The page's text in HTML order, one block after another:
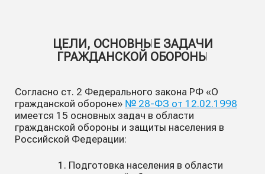
ЦЕЛИ, ОСНОВНЫЕ ЗАДАЧИ
ГРАЖДАНСКОЙ ОБОРОНЫ
Согласно ст. 2 Федерального закона РФ «О
гражданской обороне» № 28-ФЗ от 12.02.1998
имеется 15 основных задач в области
гражданской обороны и защиты населения в
Российской Федерации:
Подготовка населения в области